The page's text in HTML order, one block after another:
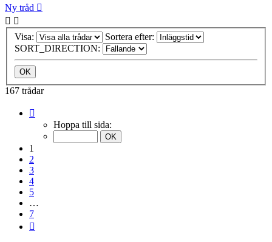
Ny tråd
Visa:
Sortera efter:
SORT_DIRECTION:
167 trådar
Hoppa till sida:
1
2
3
4
5
…
7